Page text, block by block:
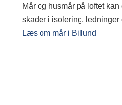
Mår og husmår på loftet
skader i isolering, ledninger
Læs om mår i Billund